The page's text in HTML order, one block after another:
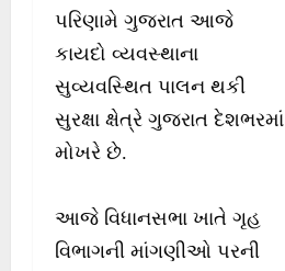
પરિણામે ગુજરાત આજે
કાયદો વ્યવસ્થાના
સુવ્યવસ્થિત પાલન થકી
સુરક્ષા ક્ષેત્રે ગુજરાત દેશભરમાં
મોખરે છે.
આજે વિધાનસભા ખાતે ગૃહ
વિભાગની માંગણીઓ પરની